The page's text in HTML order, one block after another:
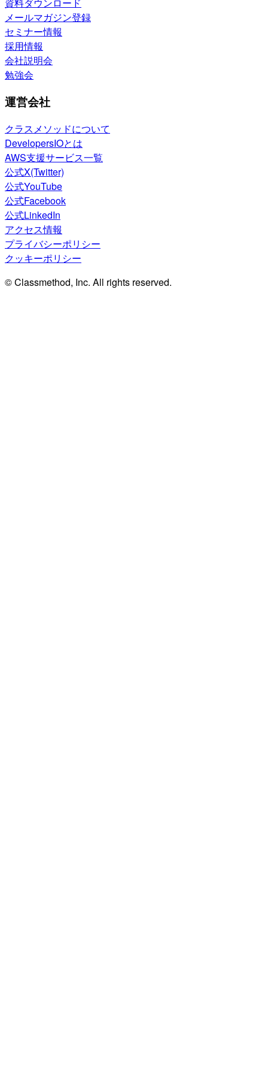
資料ダウンロード
メールマガジン登録
セミナー情報
採用情報
会社説明会
勉強会
運営会社
クラスメソッドについて
DevelopersIOとは
AWS支援サービス一覧
公式X(Twitter)
公式YouTube
公式Facebook
公式LinkedIn
アクセス情報
プライバシーポリシー
クッキーポリシー
© Classmethod, Inc. All rights reserved.